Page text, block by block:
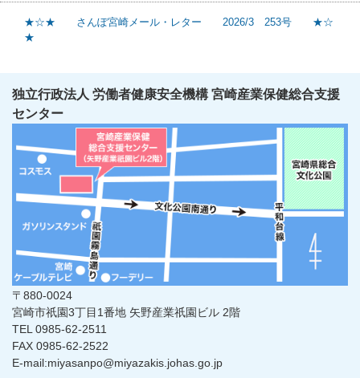
★☆★ さんぽ宮崎メール・レター 2026/3 253号 ★☆
★
独立行政法人 労働者健康安全機構 宮崎産業保健総合支援
センター
〒880-0024
宮崎市祇園3丁目1番地 矢野産業祇園ビル 2階
TEL 0985-62-2511
FAX 0985-62-2522
E-mail:miyasanpo@miyazakis.johas.go.jp